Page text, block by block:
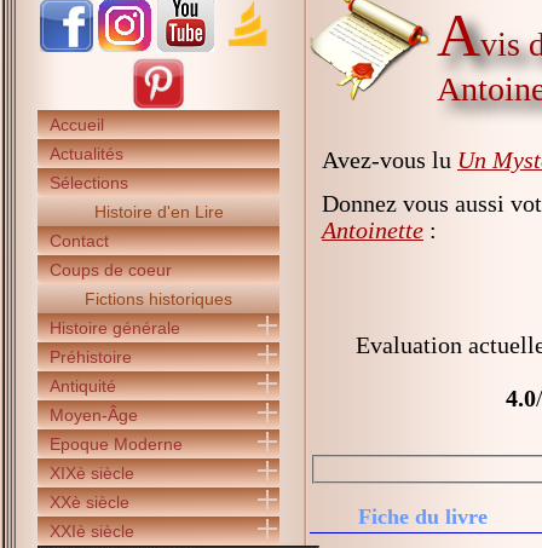
Accueil
Actualités
Sélections
Histoire d'en Lire
Contact
Coups de coeur
Fictions historiques
Histoire générale
Préhistoire
Antiquité
Moyen-Âge
Epoque Moderne
XIXè siècle
XXè siècle
XXIè siècle
Avis
Avez-vous lu Un
Donnez vous aussi
Antoinette :
Evaluation
4.0
Fiche du livre